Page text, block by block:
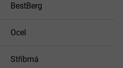
BestBerg
Ocel
Stříbrná